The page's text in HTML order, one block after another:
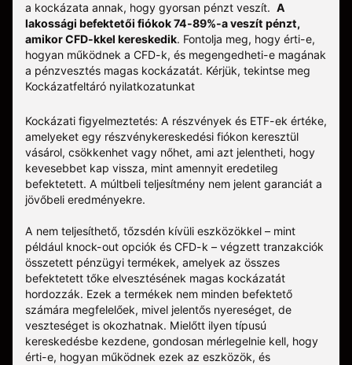
a kockázata annak, hogy gyorsan pénzt veszít. A
lakossági befektetői fiókok 74-89%-a veszít pénzt,
amikor CFD-kkel kereskedik. Fontolja meg, hogy érti-e,
hogyan működnek a CFD-k, és megengedheti-e magának
a pénzvesztés magas kockázatát. Kérjük, tekintse meg
Kockázatfeltáró nyilatkozatunkat
Kockázati figyelmeztetés: A részvények és ETF-ek értéke,
amelyeket egy részvénykereskedési fiókon keresztül
vásárol, csökkenhet vagy nőhet, ami azt jelentheti, hogy
kevesebbet kap vissza, mint amennyit eredetileg
befektetett. A múltbeli teljesítmény nem jelent garanciát a
jövőbeli eredményekre.
A nem teljesíthető, tőzsdén kívüli eszközökkel – mint
például knock-out opciók és CFD-k – végzett tranzakciók
összetett pénzügyi termékek, amelyek az összes
befektetett tőke elvesztésének magas kockázatát
hordozzák. Ezek a termékek nem minden befektető
számára megfelelőek, mivel jelentős nyereséget, de
veszteséget is okozhatnak. Mielőtt ilyen típusú
kereskedésbe kezdene, gondosan mérlegelnie kell, hogy
érti-e, hogyan működnek ezek az eszközök, és